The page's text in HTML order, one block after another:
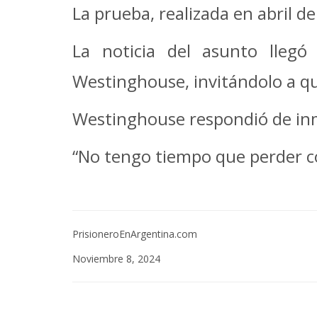
La prueba, realizada en abril
La noticia del asunto
Westinghouse, invitándolo a
Westinghouse respondió de
“No tengo tiempo que perder
PrisioneroEnArgentina.com
Noviembre 8, 2024